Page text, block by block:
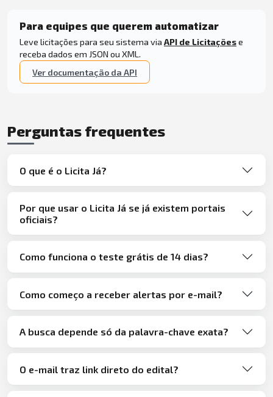
Para equipes que querem automatizar
Leve licitações para seu sistema via API de Licitaçõese
receba dados em JSON ou XML.
Ver documentação da API
Perguntas frequentes
O que é o Licita Já?
Por que usar o Licita Já se já existem portais
oficiais?
Como funciona o teste grátis de 14 dias?
Como começo a receber alertas por e-mail?
A busca depende só da palavra-chave exata?
O e-mail traz link direto do edital?